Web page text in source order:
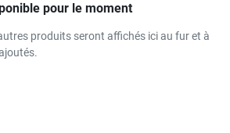
pour le moment
produits seront affichés ici au fur et à